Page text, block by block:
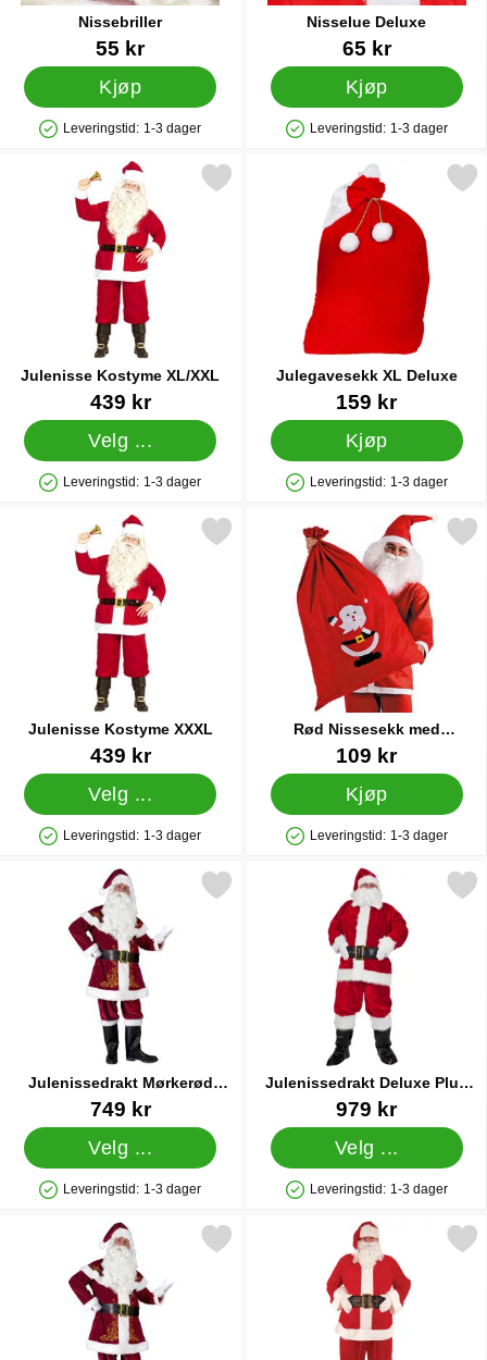
Nissebriller
Varenummer 12119
55 kr
Kjøp
Produkttilgjengelighet: På lager
Leveringstid: 1-3 dager
Nisselue Deluxe
Varenummer 16378
65 kr
Kjøp
Produkttilgjengelighet: På lager
Leveringstid: 1-3 dager
Julenisse Kostyme XL/XXL
Varenummer 25393
439 kr
Velg ...
Produkttilgjengelighet: På lager
Leveringstid: 1-3 dager
Merk julenisse Kostyme XL/XXL som favoritt
Julegavesekk XL Deluxe
Varenummer 32195
159 kr
Kjøp
Produkttilgjengelighet: På lager
Leveringstid: 1-3 dager
Merk julegavesekk XL
Julenisse Kostyme XXXL
Varenummer 25394
439 kr
Velg ...
Produkttilgjengelighet: På lager
Leveringstid: 1-3 dager
Merk julenisse Kostyme XXXL som favoritt
Rød Nissesekk med
Nissemotiv
Varenummer 9747
109 kr
Kjøp
Produkttilgjengelighet: På lager
Leveringstid: 1-3 dager
Merk rød Nissesekk med
Julenissedrakt Mørkerød
2XL/3XL
Varenummer 89029
749 kr
Velg ...
Produkttilgjengelighet: På lager
Leveringstid: 1-3 dager
Merk julenissedrakt Mørkerød 2XL/3XL som favoritt
Julenissedrakt Deluxe Plus
Size
Varenummer 12140
979 kr
Velg ...
Produkttilgjengelighet: På lager
Leveringstid: 1-3 dager
Merk julenissedrakt
Merk julenissedrakt Mørkerød L/XL som favoritt
Merk nissedrakt Deluxe